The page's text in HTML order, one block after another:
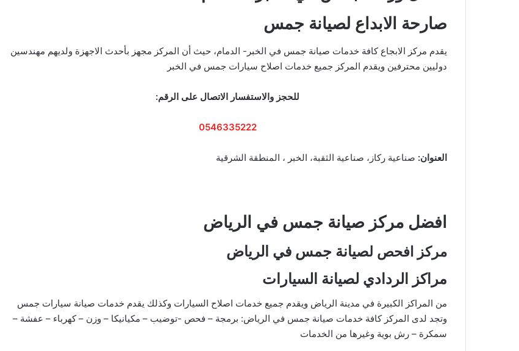
صارحة الابداع لصيانة جمس
يقدم مركز الابجاع كافة خدمات صيانة جمس في الخبر- الدمام، حيث أن المركز مجهز بأحدث الاجهزة ولديهم مهندسين
دوليين محترفين ويقدم المركز جميع خدمات اصلاح سيارات جمس في الخبر
للحجز والاستفسار الاتصال على الرقم:
0546335222
العنوان: صناعية ركاز، صناعية الثقبة، الخبر ، المنطقة الشرقية
افضل مركز صيانة جمس في الرياض
مركز افحص لصيانة جمس في الرياض
مراكز الردادي لصيانة السيارات
من المراكز الكبيرة في مدينة الرياض ويقدم جميع خدمات اصلاح السيارات وكذلك يقدم خدمات صيانة سيارات جمس
وتجد لدى المركز كافة خدمات صيانة جمس في الرياض: برمجة – فحص -توضيب – مكيانيكا – وزن – كهرباء – عفشة –
سمكرة – رش بوية وغيرها من الخدمات